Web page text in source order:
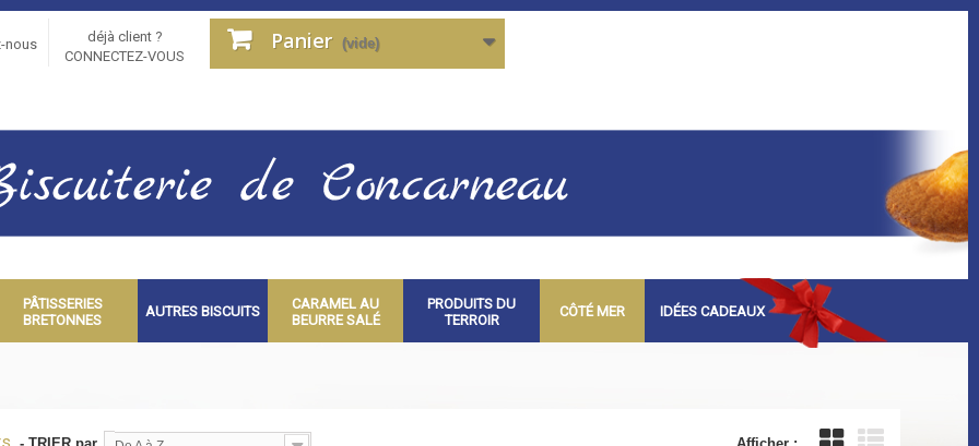
nous
déjà client ?
CONNECTEZ-VOUS
Panier (vide)
PÂTISSERIES
BRETONNES
AUTRES BISCUITS
CARAMEL AU
BEURRE SALÉ
PRODUITS DU
TERROIR
CÔTÉ MER IDÉES CADEAUX